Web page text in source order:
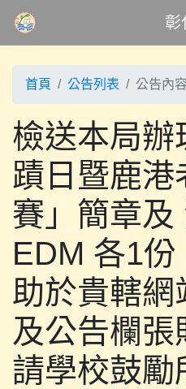
彰
首頁 公告列表 公告內容
檢送本局辦
蹟日暨鹿港
賽」簡章及
EDM 各1
助於貴轄網
及公告欄張
請學校鼓勵